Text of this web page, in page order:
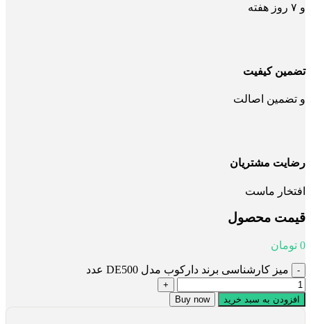
و ۷ روز هفته
تضمین کیفیت
و تضمین اصالت
رضایت مشتریان
افتخار ماست
قیمت محصول
0 تومان
میز کارشناسی برند دارکوب مدل DE500 عدد
افزودن به سبد خرید Buy now